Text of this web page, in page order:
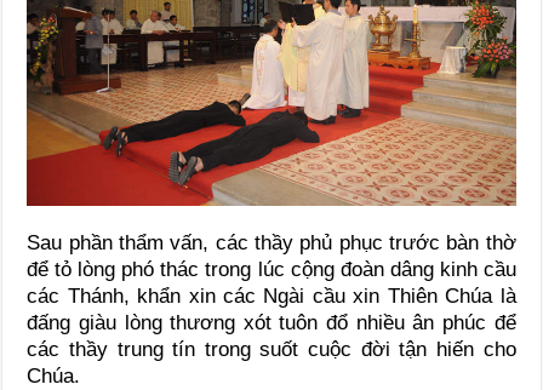
Sau phần thẩm vấn, các thầy phủ phục trước bàn thờ
để tỏ lòng phó thác trong lúc cộng đoàn dâng kinh cầu
các Thánh, khẩn xin các Ngài cầu xin Thiên Chúa là
đấng giàu lòng thương xót tuôn đổ nhiều ân phúc để
các thầy trung tín trong suốt cuộc đời tận hiến cho
Chúa.